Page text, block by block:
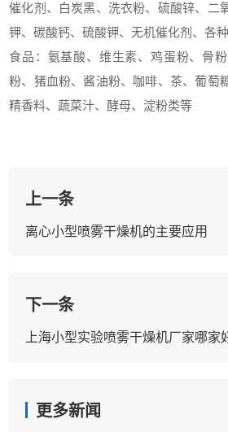
催化剂、白炭黑、洗衣粉、硫酸锌、二
钾、碳酸钙、硫酸钾、无机催化剂、各
食品：氨基酸、维生素、鸡蛋粉、骨
粉、猪血粉、酱油粉、咖啡、茶、葡萄
精香料、蔬菜汁、酵母、淀粉类等
上一条
离心小型喷雾干燥机的主要应用
下一条
上海小型实验喷雾干燥机厂家哪家
更多新闻